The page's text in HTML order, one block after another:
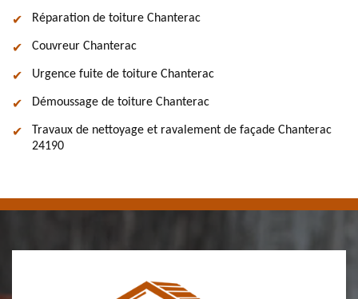
Réparation de toiture Chanterac
Couvreur Chanterac
Urgence fuite de toiture Chanterac
Démoussage de toiture Chanterac
Travaux de nettoyage et ravalement de façade Chanterac
24190